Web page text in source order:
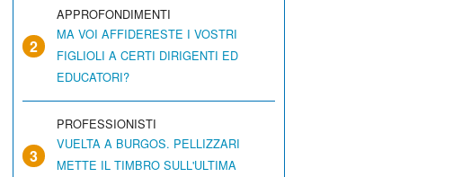
2
APPROFONDIMENTI
MA VOI AFFIDERESTE I VOSTRI
FIGLIOLI A CERTI DIRIGENTI ED
EDUCATORI?
3
PROFESSIONISTI
VUELTA A BURGOS. PELLIZZARI
METTE IL TIMBRO SULL'ULTIMA